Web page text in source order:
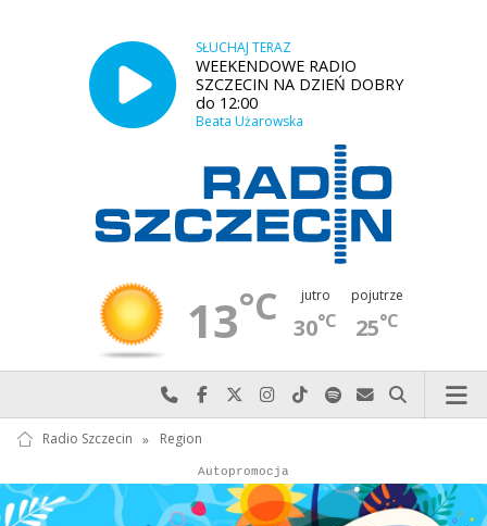
SŁUCHAJ TERAZ
WEEKENDOWE RADIO
SZCZECIN NA DZIEŃ DOBRY
do 12:00
Beata Użarowska
13°C jutro
30°C
pojutrze
25°C
Najlepiej po prostu do nas zadzwoń
Odwiedź nas na Facebook-u
Odwiedź nas na X
Odwiedź nas na Instagram-ie
Odwiedź nas na TikTok-u
Szukaj nas na Spotify
Wyślij do nas
Szukaj
Radio Szczecin » Region
Autopromocja
Autopromocja
Reklama